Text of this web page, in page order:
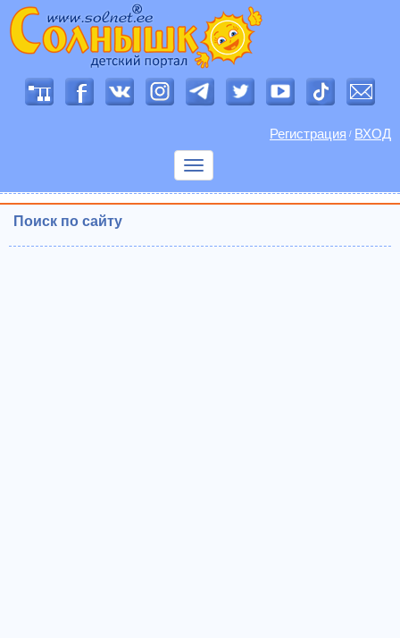
Регистрация / ВХОД
Показать
Поиск по сайту